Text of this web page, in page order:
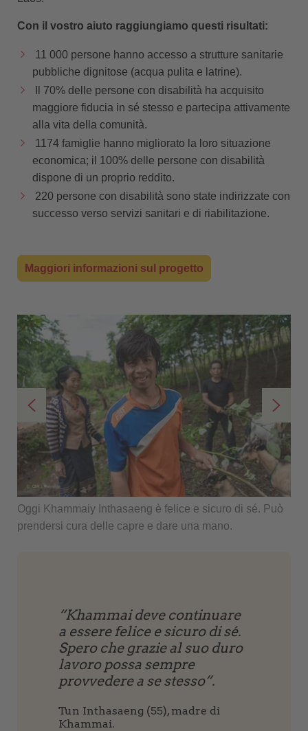
Con il vostro aiuto raggiungiamo questi risultati:
11 000 persone hanno accesso a strutture sanitarie
pubbliche dignitose (acqua pulita e latrine).
Il 70% delle persone con disabilità ha acquisito
maggiore fiducia in sé stesso e partecipa attivamente
alla vita della comunità.
1174 famiglie hanno migliorato la loro situazione
economica; il 100% delle persone con disabilità
dispone di un proprio reddito.
220 persone con disabilità sono state indirizzate con
successo verso servizi sanitari e di riabilitazione.
Maggiori informazioni sul progetto
Oggi Khammaiy Inthasaeng è felice e sicuro di sé. Può
prendersi cura delle capre e dare una mano.
“Khammai deve continuare
a essere felice e sicuro di sé.
Spero che grazie al suo duro
lavoro possa sempre
provvedere a se stesso”.
Tun Inthasaeng (55), madre di
Khammai.